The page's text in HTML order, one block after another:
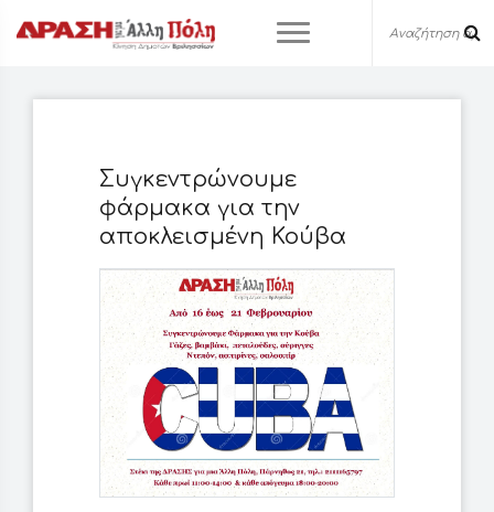
Συγκεντρώνουμε
φάρμακα για την
αποκλεισμένη Κούβα